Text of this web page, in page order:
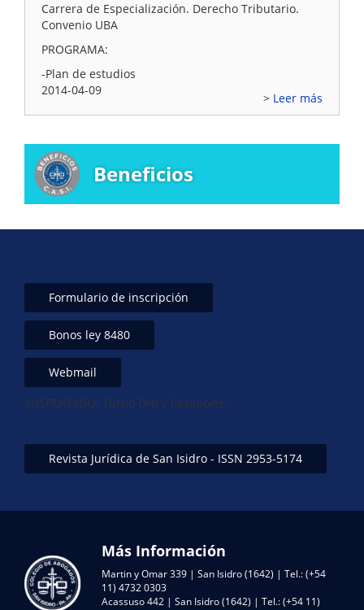
Carrera de Especialización. Derecho Tributario.
Convenio UBA
PROGRAMA:
-Plan de estudios
2014-04-09
Leer más
Beneficios
Formulario de inscripción
Bonos ley 8480
Webmail
SUSPENDIDO: Turno DNI y Pasaporte-
Revista Jurídica de San Isidro - ISSN 2953-5174
Más Información
Martin y Omar 339 | San Isidro (1642) | Tel.: (+54
11) 4732 0303
Acassuso 442 | San Isidro (1642) | Tel.: (+54 11)